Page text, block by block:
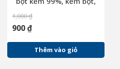
zinc metal, zinc powder,
1,000₫
900₫
Thêm vào giỏ